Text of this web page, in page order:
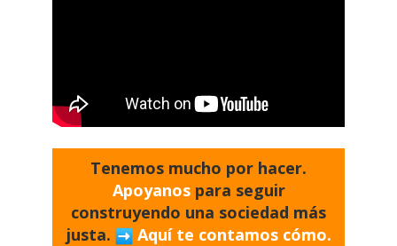
Tenemos mucho por hacer.
Apoyanos para seguir
construyendo una sociedad más
justa.
Aquí te contamos cómo.